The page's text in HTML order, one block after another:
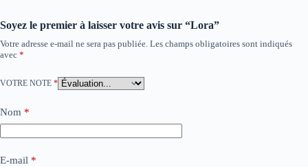
Soyez le premier à laisser votre avis sur “Lora”
Votre adresse e-mail ne sera pas publiée. Les champs obligatoires sont indiqués
avec *
VOTRE NOTE *
Nom *
E-mail *